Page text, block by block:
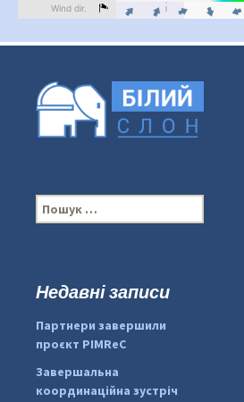
#PipIvanToday
pimrec_project
П
о
:Недавні записи
Партнери завершили
проєкт PIMReC
Завершальна
координаційна зустріч